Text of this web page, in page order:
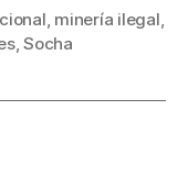
, minería ilegal,
,Socha